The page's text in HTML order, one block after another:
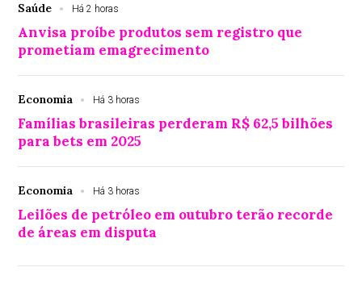
Saúde Há 2 horas
Anvisa proíbe produtos sem registro que
prometiam emagrecimento
Economia Há 3 horas
Famílias brasileiras perderam R$ 62,5 bilhões
para bets em 2025
Economia Há 3 horas
Leilões de petróleo em outubro terão recorde
de áreas em disputa